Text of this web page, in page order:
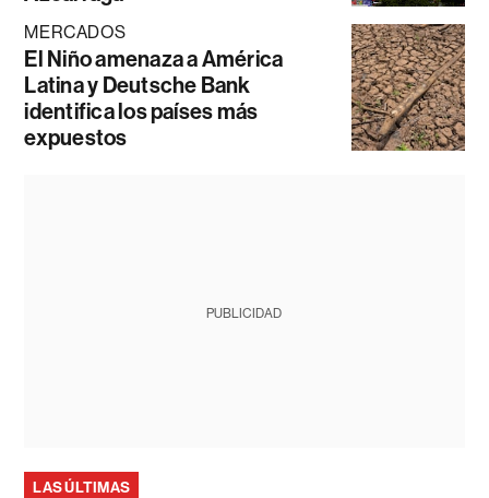
MERCADOS
El Niño amenaza a América
Latina y Deutsche Bank
identifica los países más
expuestos
PUBLICIDAD
LAS ÚLTIMAS